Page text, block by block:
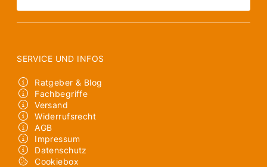
SERVICE UND INFOS
Ratgeber & Blog
Fachbegriffe
Versand
Widerrufsrecht
AGB
Impressum
Datenschutz
Cookiebox